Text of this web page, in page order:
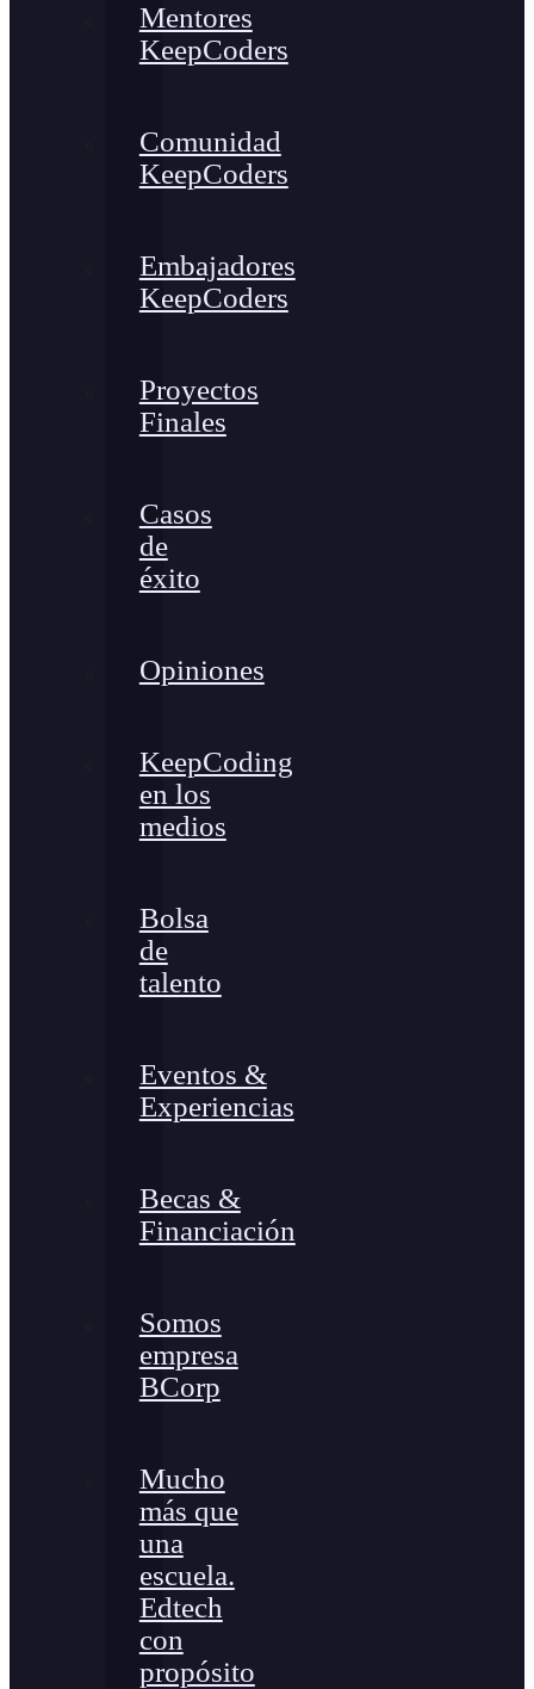
Mentores
KeepCoders
Comunidad
KeepCoders
Embajadores
KeepCoders
Proyectos
Finales
Casos
de
éxito
Opiniones
KeepCoding
en los
medios
Bolsa
de
talento
Eventos &
Experiencias
Becas &
Financiación
Somos
empresa
BCorp
Mucho
más que
una
escuela.
Edtech
con
propósito